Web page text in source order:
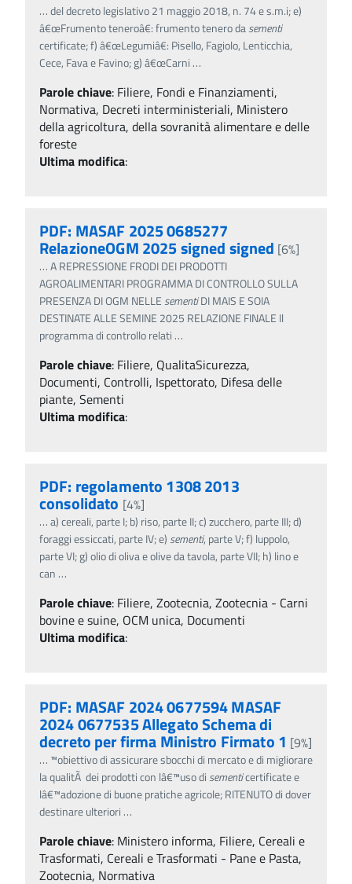
…del decreto legislativo 21 maggio 2018, n. 74 e s.m.i; e)
â€œFrumento teneroâ€: frumento tenero dasementi
certificate; f) â€œLegumiâ€: Pisello, Fagiolo, Lenticchia,
Cece, Fava e Favino; g) â€œCarni …
Parole chiave: Filiere, Fondi e Finanziamenti,
Normativa, Decreti interministeriali, Ministero
della agricoltura, della sovranità alimentare e delle
foreste
Ultima modifica:
PDF: MASAF 2025 0685277
RelazioneOGM 2025 signed signed [6%]
…A REPRESSIONE FRODI DEI PRODOTTI
AGROALIMENTARI PROGRAMMA DI CONTROLLO SULLA
PRESENZA DI OGM NELLEsementiDI MAIS E SOIA
DESTINATE ALLE SEMINE 2025 RELAZIONE FINALE Il
programma di controllo relati …
Parole chiave: Filiere, QualitaSicurezza,
Documenti, Controlli, Ispettorato, Difesa delle
piante, Sementi
Ultima modifica:
PDF: regolamento 1308 2013
consolidato [4%]
…a) cereali, parte I; b) riso, parte II; c) zucchero, parte III; d)
foraggi essiccati, parte IV; e)sementi, parte V; f) luppolo,
parte VI; g) olio di oliva e olive da tavola, parte VII; h) lino e
can …
Parole chiave: Filiere, Zootecnia, Zootecnia - Carni
bovine e suine, OCM unica, Documenti
Ultima modifica:
PDF: MASAF 2024 0677594 MASAF
2024 0677535 Allegato Schema di
decreto per firma Ministro Firmato 1 [9%]
… ™obiettivo di assicurare sbocchi di mercato e di migliorare
la qualitÃ dei prodotti con lâ€™uso disementicertificate e
lâ€™adozione di buone pratiche agricole; RITENUTO di dover
destinare ulteriori …
Parole chiave: Ministero informa, Filiere, Cereali e
Trasformati, Cereali e Trasformati - Pane e Pasta,
Zootecnia, Normativa